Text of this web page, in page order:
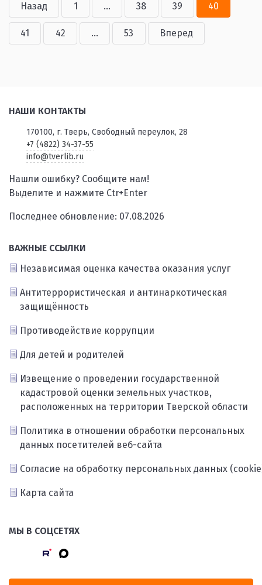
Назад 1 ... 38 39 40
41 42 ... 53 Вперед
НАШИ КОНТАКТЫ
170100, г. Тверь, Свободный переулок, 28
+7 (4822) 34-37-55
info@tverlib.ru
Нашли ошибку? Сообщите нам!
Выделите и нажмите Ctr+Enter
Последнее обновление: 07.08.2026
ВАЖНЫЕ ССЫЛКИ
Независимая оценка качества оказания услуг
Антитеррористическая и антинаркотическая
защищённость
Противодействие коррупции
Для детей и родителей
Извещение о проведении государственной
кадастровой оценки земельных участков,
расположенных на территории Тверской области
Политика в отношении обработки персональных
данных посетителей веб-сайта
Согласие на обработку персональных данных
Карта сайта
МЫ В СОЦСЕТЯХ